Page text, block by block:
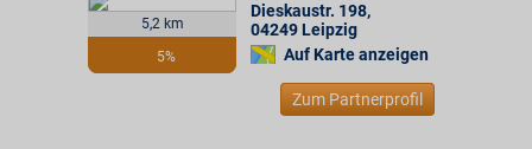
5,2 km
5%
Dieskaustr. 198,
04249 Leipzig
Auf Karte anzeigen
Zum Partnerprofil